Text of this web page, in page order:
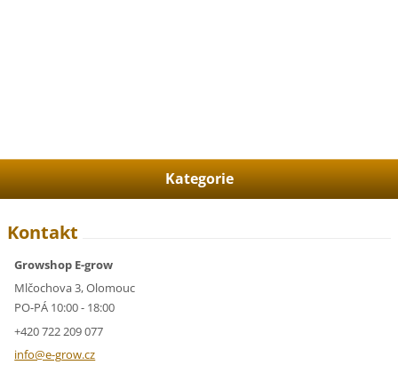
Kategorie
Kontakt
Growshop E-grow
Mlčochova 3, Olomouc
PO-PÁ 10:00 - 18:00
+420 722 209 077
info@e-grow.cz